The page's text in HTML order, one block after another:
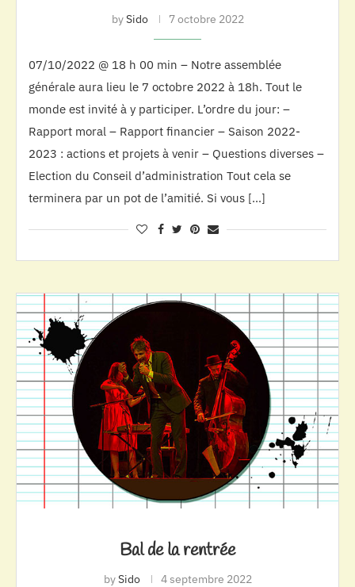
bySido 7 octobre 2022
07/10/2022 @ 18 h 00 min – Notre assemblée
générale aura lieu le 7 octobre 2022 à 18h. Tout le
monde est invité à y participer. L’ordre du jour: –
Rapport moral – Rapport financier – Saison 2022-
2023 : actions et projets à venir – Questions diverses –
Election du Conseil d’administration Tout cela se
terminera par un pot de l’amitié. Si vous […]
Bal de la rentrée
bySido 4 septembre 2022